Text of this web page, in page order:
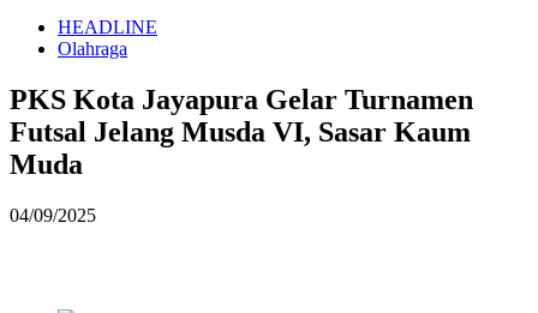
HEADLINE
Olahraga
PKS Kota Jayapura Gelar Turnamen
Futsal Jelang Musda VI, Sasar Kaum
Muda
04/09/2025